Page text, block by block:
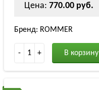
Цена: 770.00 руб.
Бренд: ROMMER
- 1 + В корзину